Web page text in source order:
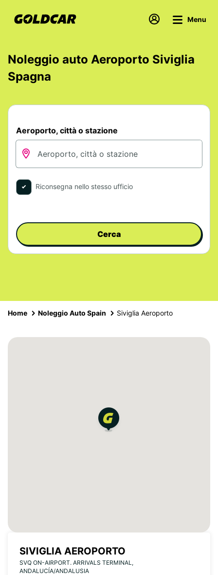
Menu
Noleggio auto Aeroporto Siviglia
Spagna
Aeroporto, città o stazione
Riconsegna nello stesso ufficio
Cerca
Home Noleggio Auto Spain Siviglia Aeroporto
SIVIGLIA AEROPORTO
SVQ ON-AIRPORT. ARRIVALS TERMINAL,
ANDALUCÍA/ANDALUSIA